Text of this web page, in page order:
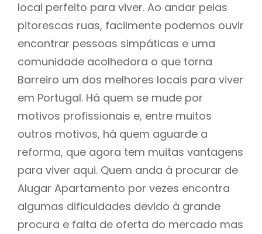
local perfeito para viver. Ao andar pelas
pitorescas ruas, facilmente podemos ouvir
encontrar pessoas simpáticas e uma
comunidade acolhedora o que torna
Barreiro um dos melhores locais para viver
em Portugal. Há quem se mude por
motivos profissionais e, entre muitos
outros motivos, há quem aguarde a
reforma, que agora tem muitas vantagens
para viver aqui. Quem anda à procurar de
Alugar Apartamento por vezes encontra
algumas dificuldades devido à grande
procura e falta de oferta do mercado mas